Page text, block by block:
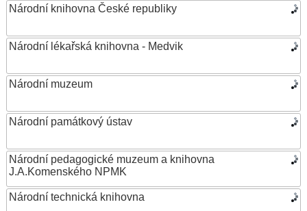
Národní knihovna České republiky
Národní lékařská knihovna - Medvik
Národní muzeum
Národní památkový ústav
Národní pedagogické muzeum a knihovna
J.A.Komenského NPMK
Národní technická knihovna